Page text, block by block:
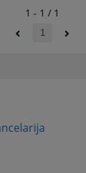
1 - 1 / 1
1